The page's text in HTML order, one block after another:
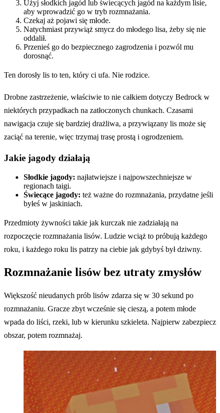
Użyj słodkich jagód lub świecących jagód na każdym lisie,
aby wprowadzić go w tryb rozmnażania.
Czekaj aż pojawi się młode.
Natychmiast przywiąż smycz do młodego lisa, żeby się nie
oddalił.
Przenieś go do bezpiecznego zagrodzenia i pozwól mu
dorosnąć.
Ten dorosły lis to ten, który ci ufa. Nie rodzice.
Drobne zastrzeżenie, właściwie to nie całkiem dotyczy Bedrock w
niektórych przypadkach na zatłoczonych chunkach. Czasami
nawigacja czuje się bardziej drażliwa, a przywiązany lis może się
zaciąć na terenie, więc trzymaj trasę prostą i ogrodzeniem.
Jakie jagody działają
Słodkie jagody: najłatwiejsze i najpowszechniejsze w
regionach taigi.
Świecące jagody: też ważne do rozmnażania, przydatne jeśli
byłeś w jaskiniach.
Przedmioty żywności takie jak kurczak nie zadziałają na
rozpoczęcie rozmnażania lisów. Ludzie wciąż to próbują każdego
roku, i każdego roku lis patrzy na ciebie jak gdybyś był dziwny.
Rozmnażanie lisów bez utraty zmysłów
Większość nieudanych prób lisów zdarza się w 30 sekund po
rozmnażaniu. Gracze zbyt wcześnie się cieszą, a potem młode
wpada do liści, rzeki, lub w kierunku szkieleta. Najpierw zabezpiecz
obszar, potem rozmnażaj.